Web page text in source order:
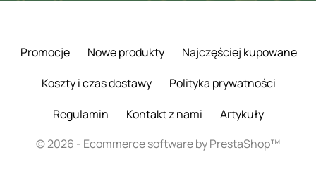
Promocje Nowe produkty
Najczęściej kupowane
Koszty i czas dostawy
Polityka prywatności
Regulamin
Kontakt z nami
Artykuły
© 2026 - Ecommerce software by PrestaShop™